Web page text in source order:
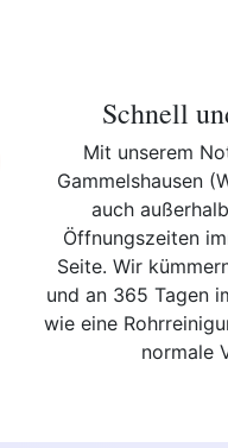
Schnell
Mit unserem
Gammelshausen
auch
Öffnungszeiten
Seite. Wir
und an 365 Tagen
wie eine
normale